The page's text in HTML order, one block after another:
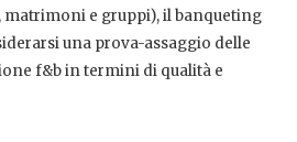
matrimoni e gruppi), il banqueting
una prova-assaggio delle
f&b in termini di qualità e